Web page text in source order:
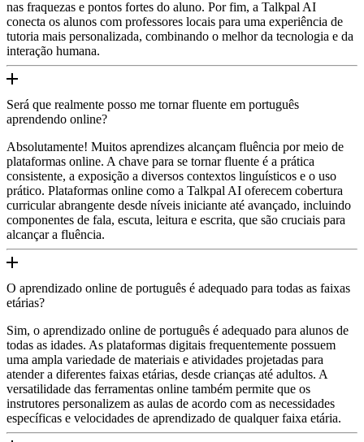
nas fraquezas e pontos fortes do aluno. Por fim, a Talkpal AI
conecta os alunos com professores locais para uma experiência de
tutoria mais personalizada, combinando o melhor da tecnologia e da
interação humana.
Será que realmente posso me tornar fluente em português
aprendendo online?
Absolutamente! Muitos aprendizes alcançam fluência por meio de
plataformas online. A chave para se tornar fluente é a prática
consistente, a exposição a diversos contextos linguísticos e o uso
prático. Plataformas online como a Talkpal AI oferecem cobertura
curricular abrangente desde níveis iniciante até avançado, incluindo
componentes de fala, escuta, leitura e escrita, que são cruciais para
alcançar a fluência.
O aprendizado online de português é adequado para todas as faixas
etárias?
Sim, o aprendizado online de português é adequado para alunos de
todas as idades. As plataformas digitais frequentemente possuem
uma ampla variedade de materiais e atividades projetadas para
atender a diferentes faixas etárias, desde crianças até adultos. A
versatilidade das ferramentas online também permite que os
instrutores personalizem as aulas de acordo com as necessidades
específicas e velocidades de aprendizado de qualquer faixa etária.